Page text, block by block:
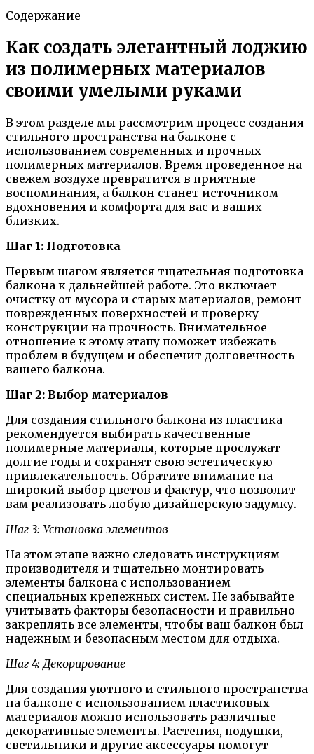
Содержание
Как создать элегантный лоджию
из полимерных материалов
своими умелыми руками
В этом разделе мы рассмотрим процесс создания
стильного пространства на балконе с
использованием современных и прочных
полимерных материалов. Время проведенное на
свежем воздухе превратится в приятные
воспоминания, а балкон станет источником
вдохновения и комфорта для вас и ваших
близких.
Шаг 1: Подготовка
Первым шагом является тщательная подготовка
балкона к дальнейшей работе. Это включает
очистку от мусора и старых материалов, ремонт
поврежденных поверхностей и проверку
конструкции на прочность. Внимательное
отношение к этому этапу поможет избежать
проблем в будущем и обеспечит долговечность
вашего балкона.
Шаг 2: Выбор материалов
Для создания стильного балкона из пластика
рекомендуется выбирать качественные
полимерные материалы, которые прослужат
долгие годы и сохранят свою эстетическую
привлекательность. Обратите внимание на
широкий выбор цветов и фактур, что позволит
вам реализовать любую дизайнерскую задумку.
Шаг 3: Установка элементов
На этом этапе важно следовать инструкциям
производителя и тщательно монтировать
элементы балкона с использованием
специальных крепежных систем. Не забывайте
учитывать факторы безопасности и правильно
закреплять все элементы, чтобы ваш балкон был
надежным и безопасным местом для отдыха.
Шаг 4: Декорирование
Для создания уютного и стильного пространства
на балконе с использованием пластиковых
материалов можно использовать различные
декоративные элементы. Растения, подушки,
светильники и другие аксессуары помогут